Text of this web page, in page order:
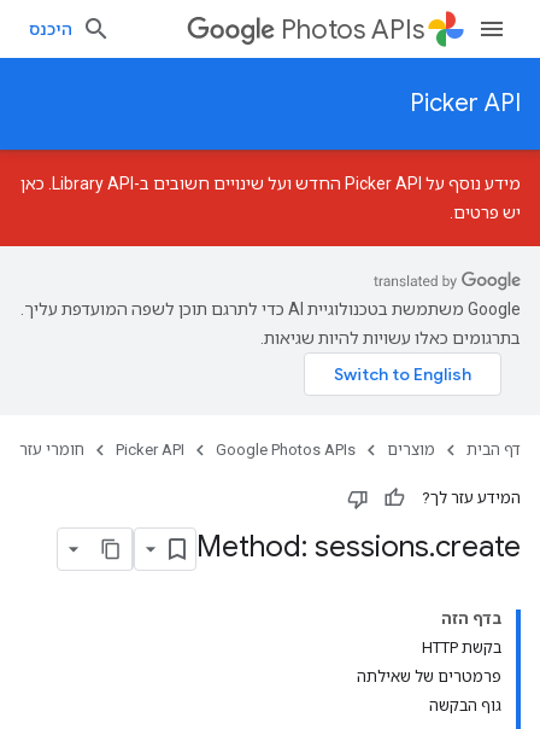
Photos APIs היכנס
Picker API
מידע נוסף על Picker API החדש ועל שינויים חשובים ב-Library API.
כאן
יש פרטים
‫Google משתמשת בטכנולוגיית AI כדי לתרגם תוכן לשפה המועדפת עליך.
בתרגומים כאלו עשויות להיות שגיאות.
דף הבית מוצרים Google Photos APIs
Picker API חומרי עזר
המידע עזר לך?
Method: sessions.create
בדף הזה
בקשת HTTP
פרמטרים של שאילתה
גוף הבקשה